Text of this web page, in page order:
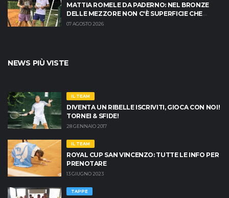
MATTIA ROMELE DA PADERNO: NEL BRONZE
DELLE MEZZORE NON C'È SUPERFICIE CHE
TENGA
07 AGOSTO 2026
NEWS PIÙ VISTE
IL TEAM
DIVENTA UN RIBELLE ISCRIVITI, GIOCA CON NOI!
TORNEI & SFIDE!
28 GENNAIO 2017
IL TEAM
ROYAL CUP SAN VINCENZO: TUTTE LE INFO PER
PRENOTARE
13 GIUGNO 2023
TAPPE